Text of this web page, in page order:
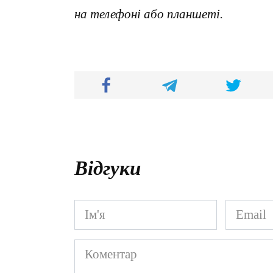
на телефоні або планшеті.
Відгуки
Ім'я
*
Email
*
Коментар